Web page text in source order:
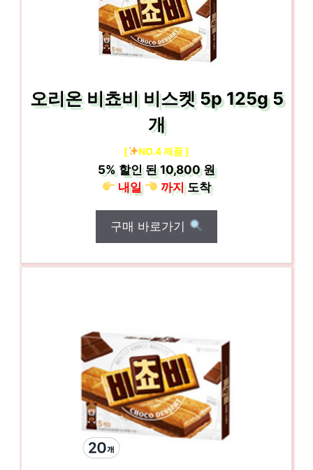
오리온 비쵸비 비스켓 5p 125g 5
개
[ NO.4 제품 ]
5% 할인 된10,800 원
내일
까지도착
구매 바로가기